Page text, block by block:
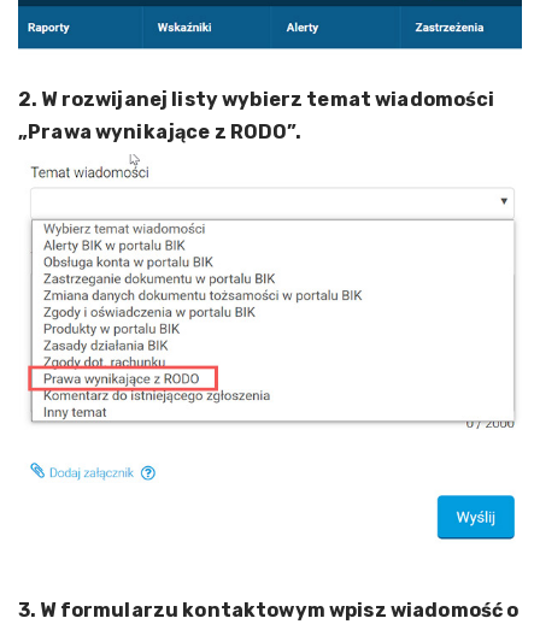
2. W rozwijanej listy wybierz temat wiadomości
„Prawa wynikające z RODO”.
3. W formularzu kontaktowym wpisz wiadomość o